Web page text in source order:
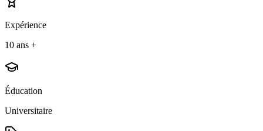
Expérience
10 ans +
Éducation
Universitaire